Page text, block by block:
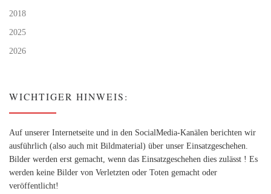
2018
2025
2026
WICHTIGER HINWEIS:
Auf unserer Internetseite und in den SocialMedia-Kanälen berichten wir
ausführlich (also auch mit Bildmaterial) über unser Einsatzgeschehen.
Bilder werden erst gemacht, wenn das Einsatzgeschehen dies zulässt ! Es
werden keine Bilder von Verletzten oder Toten gemacht oder
veröffentlicht!